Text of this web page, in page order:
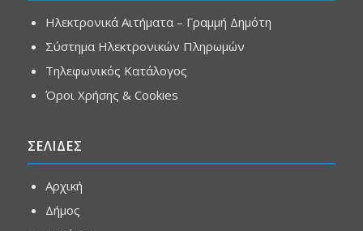
Ηλεκτρονικά Αιτήματα – Γραμμή Δημότη
Σύστημα Ηλεκτρονικών Πληρωμών
Τηλεφωνικός Κατάλογος
Όροι Χρήσης & Cookies
ΣΕΛΙΔΕΣ
Αρχική
Δήμος